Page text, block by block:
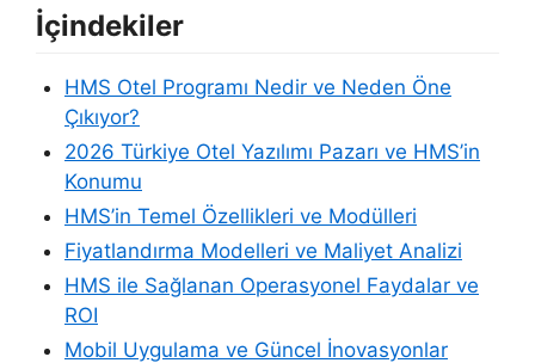
İçindekiler
HMS Otel Programı Nedir ve Neden Öne
Çıkıyor?
2026 Türkiye Otel Yazılımı Pazarı ve HMS’in
Konumu
HMS’in Temel Özellikleri ve Modülleri
Fiyatlandırma Modelleri ve Maliyet Analizi
HMS ile Sağlanan Operasyonel Faydalar ve
ROI
Mobil Uygulama ve Güncel İnovasyonlar